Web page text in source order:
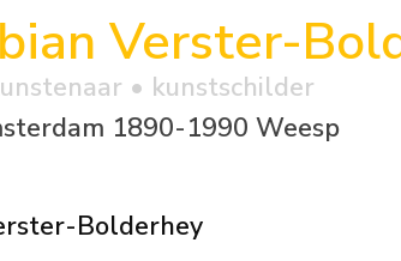
Verster-
• kunstschilder
1890-1990 Weesp
Bolderhey